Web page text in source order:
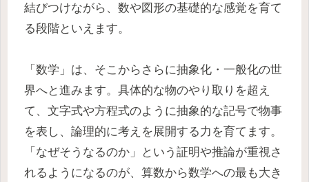
結びつけながら、数や図形の基礎的な感覚を育て
る段階といえます。
「数学」は、そこからさらに抽象化・一般化の世
界へと進みます。具体的な物のやり取りを超え
て、文字式や方程式のように抽象的な記号で物事
を表し、論理的に考えを展開する力を育てます。
「なぜそうなるのか」という証明や推論が重視さ
れるようになるのが、算数から数学への最も大き